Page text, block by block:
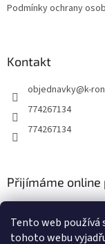
Tento web používá
tohoto webu
Podmínky ochrany
Kontakt
objednavky@k-
774267134
774267134
Přijímáme online